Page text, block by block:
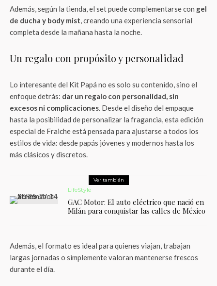
Además, según la tienda, el set puede complementarse con gel
de ducha y body mist, creando una experiencia sensorial
completa desde la mañana hasta la noche.
Un regalo con propósito y personalidad
Lo interesante del Kit Papá no es solo su contenido, sino el
enfoque detrás: dar un regalo con personalidad, sin
excesos ni complicaciones. Desde el diseño del empaque
hasta la posibilidad de personalizar la fragancia, esta edición
especial de Fraiche está pensada para ajustarse a todos los
estilos de vida: desde papás jóvenes y modernos hasta los
más clásicos y discretos.
Ver también
LifeStyle
GAC Motor: El auto eléctrico que nació en
Milán para conquistar las calles de México
Además, el formato es ideal para quienes viajan, trabajan
largas jornadas o simplemente valoran mantenerse frescos
durante el día.